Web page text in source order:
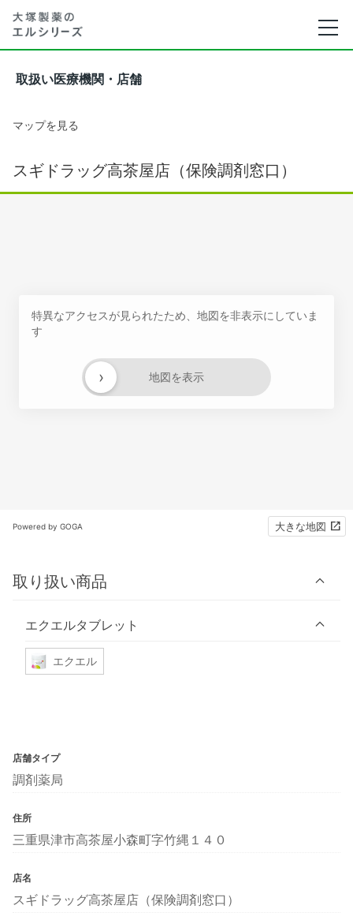
取扱い医療機関・店舗
マップを見る
スギドラッグ高茶屋店（保険調剤窓口）
特異なアクセスが見られたため、地図を非表示にしていま
す
地図を表示
›
Powered by GOGA 大きな地図
取り扱い商品
エクエルタブレット
エクエル
店舗タイプ
調剤薬局
住所
三重県津市高茶屋小森町字竹縄１４０
店名
スギドラッグ高茶屋店（保険調剤窓口）